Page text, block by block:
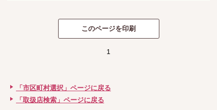
1
「市区町村選択」ページに戻る
「取扱店検索」ページに戻る